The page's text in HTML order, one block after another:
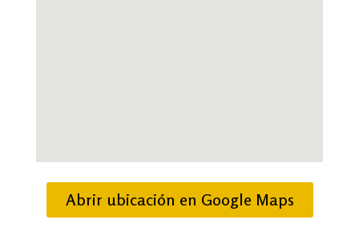
Abrir ubicación en Google Maps